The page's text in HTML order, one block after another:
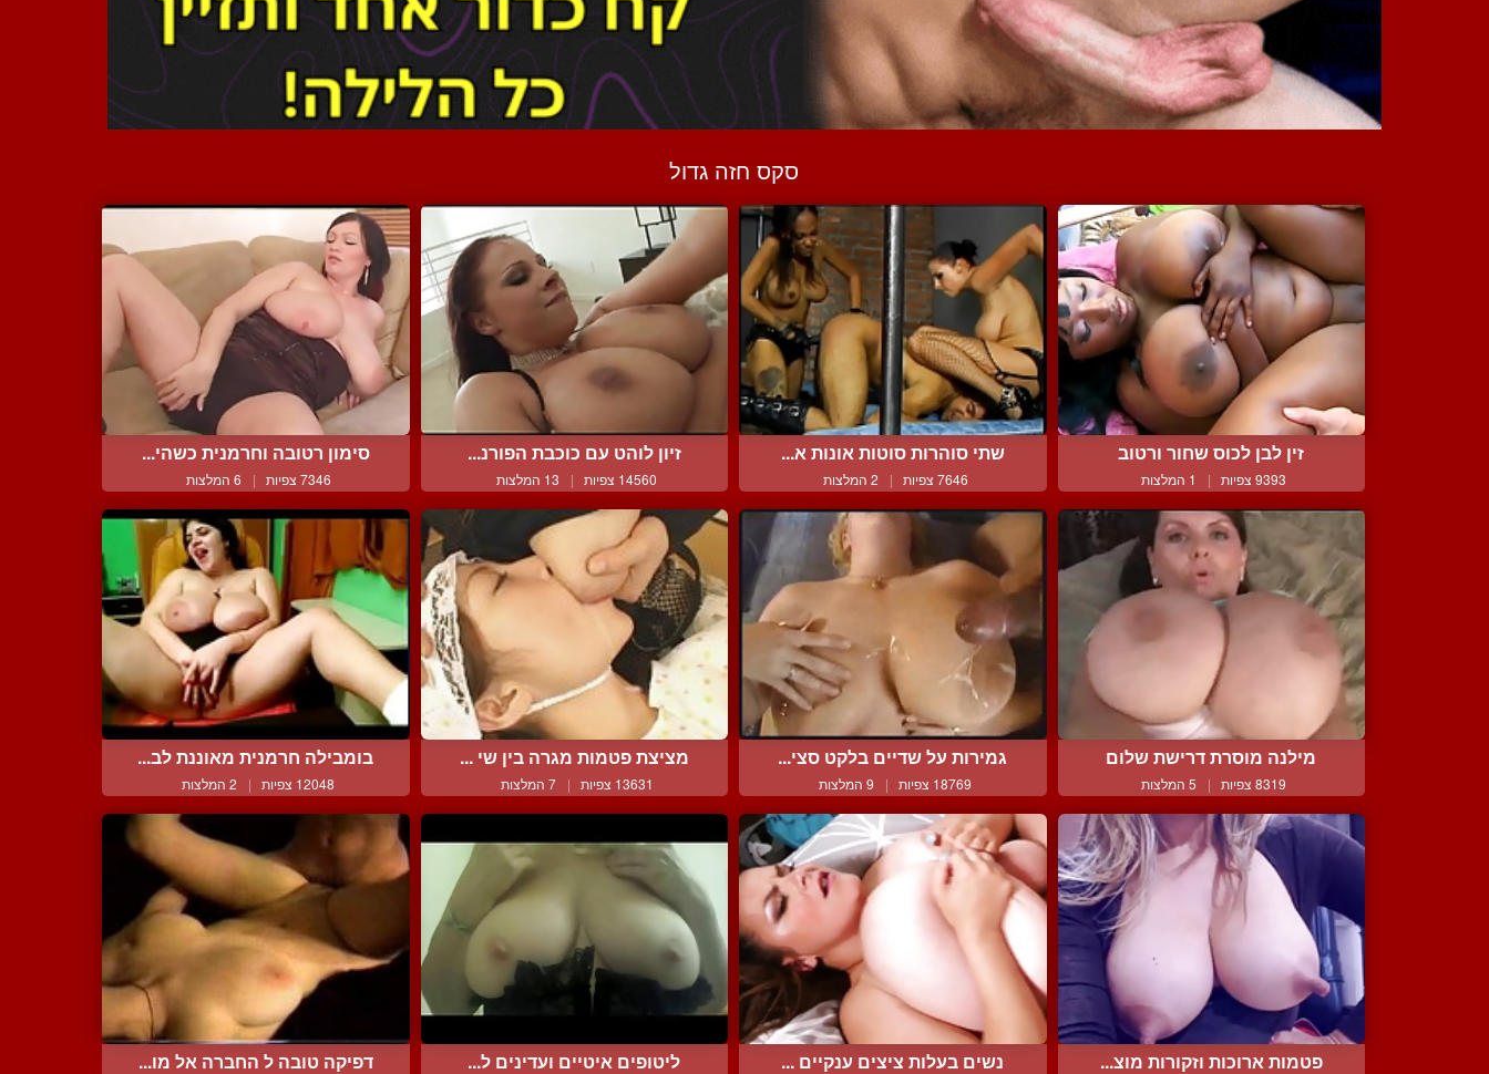
סקס חזה גדול
זין לבן לכוס שחור ורטוב
9393 צפיות | 1 המלצות
שתי סוהרות סוטות אונות א...
7646 צפיות | 2 המלצות
זיון לוהט עם כוכבת הפורנ...
14560 צפיות | 13 המלצות
סימון רטובה וחרמנית כשהי...
7346 צפיות | 6 המלצות
מילנה מוסרת דרישת שלום
8319 צפיות | 5 המלצות
גמירות על שדיים בלקט סצי...
18769 צפיות | 9 המלצות
מציצת פטמות מגרה בין שי ...
13631 צפיות | 7 המלצות
בומבילה חרמנית מאוננת לב...
12048 צפיות | 2 המלצות
פטמות ארוכות וזקורות מוצ... נשים בעלות ציצים ענקיים ... ליטופים איטיים ועדינים ל... דפיקה טובה ל החברה אל מו...